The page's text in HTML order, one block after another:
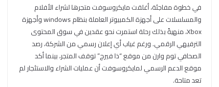
في خطوة مفاجئة، أغلقت مايكروسوفت متجرها لشراء الأفلام
والمسلسلات على أجهزة الكمبيوتر العاملة بنظام windows وأجهزة
Xbox، منهيةً بذلك رحلة استمرت نحو عقدين في سوق المحتوى
الترفيهي الرقمي. ورغم غياب أي إعلان رسمي من الشركة، رصد
الصحافي توم وارن من موقع “ذا فيرج” توقف المتجر، بينما أكد
موقع الدعم الرسمي لمايكروسوفت أن عمليات الشراء والاستئجار لم
تعد متاحة.